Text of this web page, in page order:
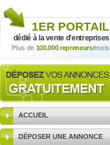
1ER PORTAIL
dédié à la vente d'entreprises
Plus de 100.000 repreneurs/mois
ACCUEIL
DÉPOSER UNE ANNONCE